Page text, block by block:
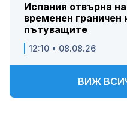
Испания отвърна
временен граничен
пътуващите
12:10 • 08.08.26
ВИЖ